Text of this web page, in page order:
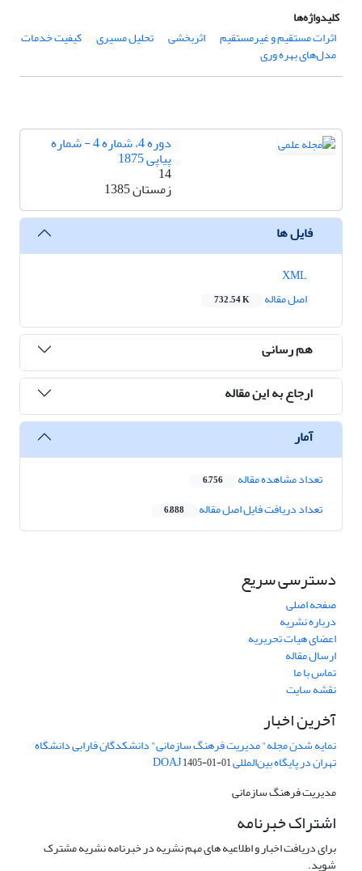
کلیدواژه‌ها
اثرات مستقیم و غیرمستقیم
اثربخشی تحلیل مسیری کیفیت خدمات
مدل‌های بهره وری
دوره 4، شماره 4 - شماره
پیاپی 1875
14
زمستان 1385
فایل ها
اصل مقاله
732.54 K
هم رسانی
ارجاع به این مقاله
آمار
تعداد مشاهده مقاله 6,756
تعداد دریافت فایل اصل مقاله 6,888
دسترسی سریع
صفحه اصلی
درباره نشریه
اعضای هیات تحریریه
ارسال مقاله
تماس با ما
نقشه سایت
آخرین اخبار
نمایه شدن مجله" مدیریت فرهنگ سازمانی" دانشکدگان فارابی دانشگاه
تهران در پایگاه بین‌المللی DOAJ1405-01-01
مدیریت فرهنگ سازمانی
اشتراک خبرنامه
برای دریافت اخبار و اطلاعیه های مهم نشریه در خبرنامه نشریه مشترک
شوید.